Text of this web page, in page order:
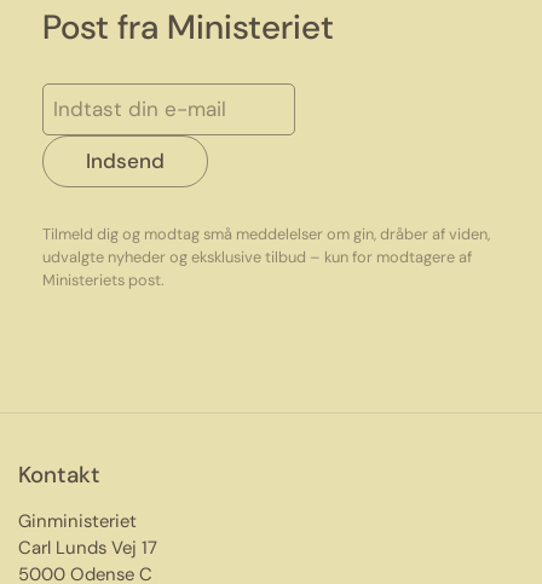
Post fra Ministeriet
Indsend
Tilmeld dig og modtag små meddelelser om gin, dråber af viden,
udvalgte nyheder og eksklusive tilbud – kun for modtagere af
Ministeriets post.
Kontakt
Ginministeriet
Carl Lunds Vej 17
5000 Odense C